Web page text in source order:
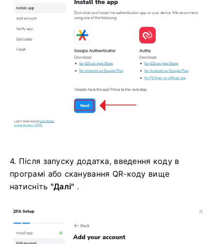
4. Після запуску додатка, введення коду в
програмі або сканування QR-коду вище
натисніть "Далі" .